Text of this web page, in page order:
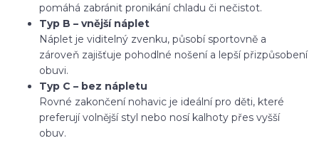
pomáhá zabránit pronikání chladu či nečistot.
Typ B – vnější náplet
Náplet je viditelný zvenku, působí sportovně a
zároveň zajišťuje pohodlné nošení a lepší přizpůsobení
obuvi.
Typ C – bez nápletu
Rovné zakončení nohavic je ideální pro děti, které
preferují volnější styl nebo nosí kalhoty přes vyšší
obuv.